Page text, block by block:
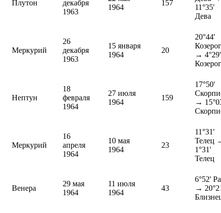
Плутон
декабря
1963
1964
157
11°35'
Дева
Меркурий
26
декабря
1963
15 января
1964
20
20°44'
Козерог
→ 4°29'
Козерог
Нептун
18
февраля
1964
27 июля
1964
159
17°50'
→
Меркурий
16
апреля
1964
10 мая
1964
23
11°31'
Телец
1°31'
Телец
Венера
29 мая
1964
11 июля
1964
43
6°52'
→